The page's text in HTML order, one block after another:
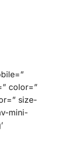
color=”
size-
mini-